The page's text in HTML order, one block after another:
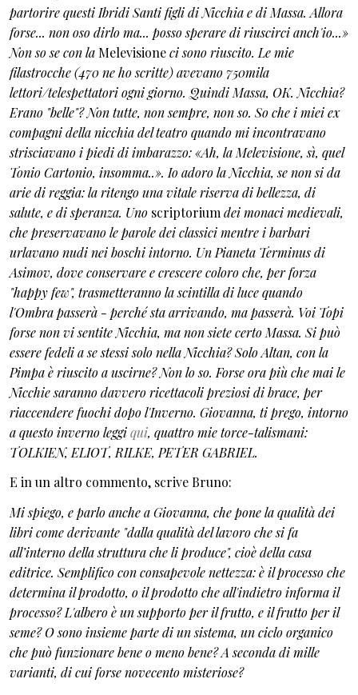
partorire questi Ibridi Santi figli di Nicchia e di Massa. Allora
forse... non oso dirlo ma... posso sperare di riuscirci anch'io...»
Non so se con la Melevisioneci sono riuscito. Le mie
filastrocche (470 ne ho scritte) avevano 750mila
lettori/telespettatori ogni giorno. Quindi Massa, OK. Nicchia?
Erano "belle"? Non tutte, non sempre, non so. So che i miei ex
compagni della nicchia del teatro quando mi incontravano
strisciavano i piedi di imbarazzo: «Ah, la Melevisione, sì, quel
Tonio Cartonio, insomma..». Io adoro la Nicchia, se non si da
arie di reggia: la ritengo una vitale riserva di bellezza, di
salute, e di speranza. Uno scriptorium dei monaci medievali,
che preservavano le parole dei classici mentre i barbari
urlavano nudi nei boschi intorno. Un Pianeta Terminus di
Asimov, dove conservare e crescere coloro che, per forza
"happy few", trasmetteranno la scintilla di luce quando
l'Ombra passerà - perché sta arrivando, ma passerà. Voi Topi
forse non vi sentite Nicchia, ma non siete certo Massa. Si può
essere fedeli a se stessi solo nella Nicchia? Solo Altan, con la
Pimpa è riuscito a uscirne? Non lo so. Forse ora più che mai le
Nicchie saranno davvero ricettacoli preziosi di brace, per
riaccendere fuochi dopo l'Inverno. Giovanna, ti prego, intorno
a questo inverno leggiqui, quattro mie torce-talismani:
TOLKIEN, ELIOT, RILKE, PETER GABRIEL.
E in un altro commento, scrive Bruno:
Mi spiego, e parlo anche a Giovanna, che pone la qualità dei
libri come derivante "dalla qualità del lavoro che si fa
all’interno della struttura che li produce", cioè della casa
editrice. Semplifico con consapevole nettezza: è il processo che
determina il prodotto, o il prodotto che all'indietro informa il
processo? L'albero è un supporto per il frutto, e il frutto per il
seme? O sono insieme parte di un sistema, un ciclo organico
che può funzionare bene o meno bene? A seconda di mille
varianti, di cui forse novecento misteriose?